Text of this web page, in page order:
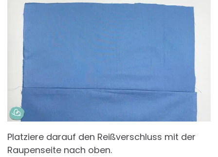
Platziere darauf den Reißverschluss mit der
Raupenseite nach oben.